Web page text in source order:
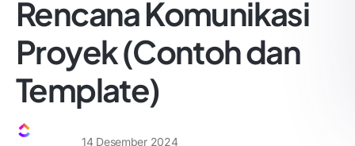
Rencana Komunikasi
Proyek (Contoh dan
Template)
14 Desember 2024